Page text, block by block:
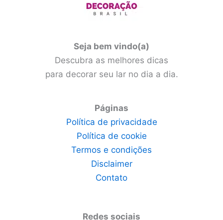
Seja bem vindo(a)
Descubra as melhores dicas
para decorar seu lar no dia a dia.
Páginas
Política de privacidade
Política de cookie
Termos e condições
Disclaimer
Contato
Redes sociais